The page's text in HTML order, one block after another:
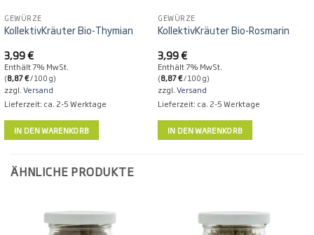
GEWÜRZE
KollektivKräuter Bio-Thymian
3,99€
Enthält 7% MwSt.
(8,87€/ 100 g)
zzgl.Versand
Lieferzeit: ca. 2-5 Werktage
IN DEN WARENKORB
GEWÜRZE
KollektivKräuter Bio-Rosmarin
3,99€
Enthält 7% MwSt.
(8,87€/ 100 g)
zzgl.Versand
Lieferzeit: ca. 2-5 Werktage
IN DEN WARENKORB
ÄHNLICHE PRODUKTE